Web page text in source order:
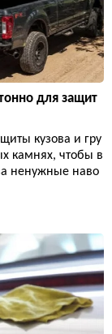
для защит
кузова и гру
камнях, чтобы в
ненужные наво